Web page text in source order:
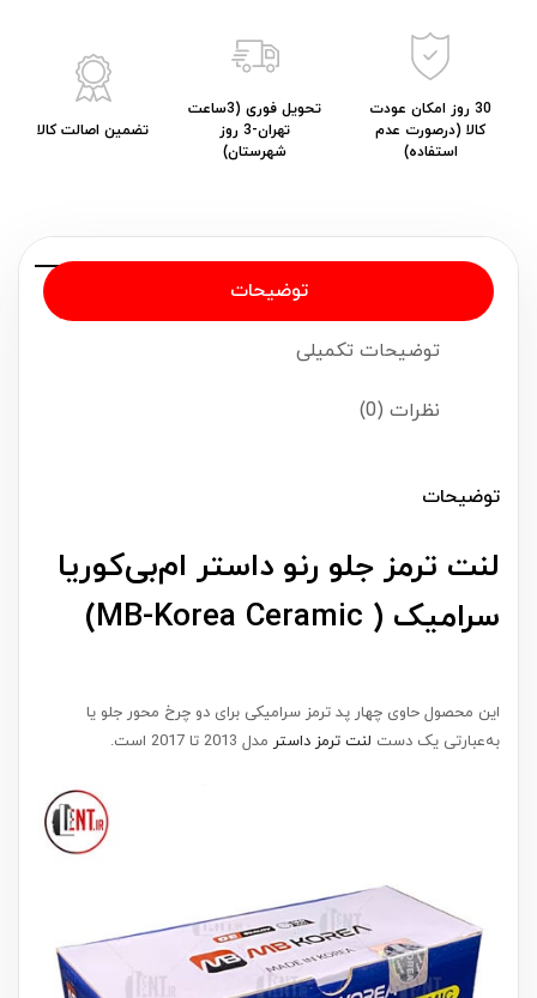
30 روز امکان عودت
کالا (درصورت عدم
استفاده)
تحویل فوری (3ساعت
تهران-3 روز
شهرستان)
تضمین اصالت کالا
توضیحات
توضیحات تکمیلی
نظرات (0)
توضیحات
لنت ترمز جلو رنو داستر ام‌بی‌کوریا
سرامیک ( MB-Korea Ceramic)
این محصول حاوی چهار پد ترمز سرامیکی برای دو چرخ محور جلو یا
به‌عبارتی یک دست لنت ترمز داستر مدل 2013 تا 2017 است.